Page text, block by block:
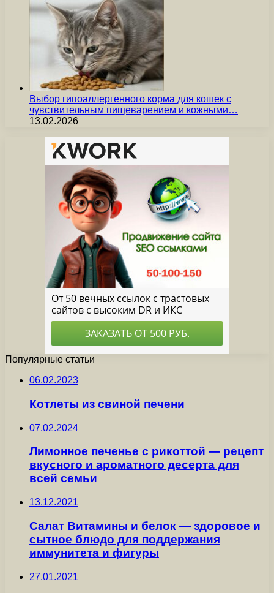
Выбор гипоаллергенного корма для кошек с
чувствительным пищеварением и кожными…
13.02.2026
Популярные статьи
06.02.2023
Котлеты из свиной печени
07.02.2024
Лимонное печенье с рикоттой — рецепт
вкусного и ароматного десерта для
всей семьи
13.12.2021
Салат Витамины и белок — здоровое и
сытное блюдо для поддержания
иммунитета и фигуры
27.01.2021